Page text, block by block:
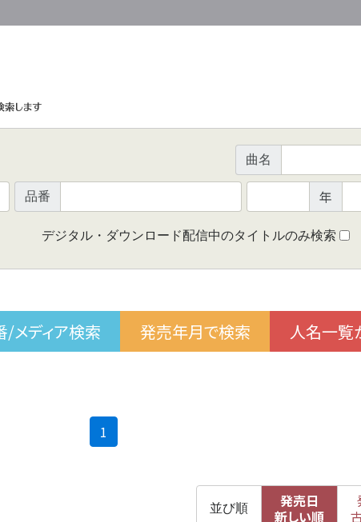
曲名
品番 年
デジタル・ダウンロード配信中のタイトルのみ検索
/メディア検索 発売年月で検索 人名一覧
1
並び順
発売日
新しい順